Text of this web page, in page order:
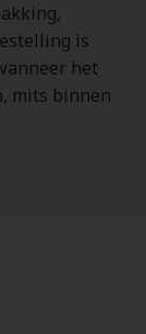
is
het
mits binnen